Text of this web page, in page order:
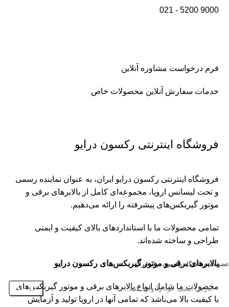
021 - 5200 9000
فرم درخواست مشاوره آنلاین
خدمات سفارش آنلاین محصولات خاص
فروشگاه اینترنتی رکسون درایو
فروشگاه اینترنتی رکسون درایو ایران، به عنوان نماینده رسمی
و تحت لیسانس اروپا، مجموعه‌ای کامل از بالابر‌های برقی و
موتور گیربکس‌های پیشرفته را ارائه می‌دهیم.
تمامی محصولات ما با استانداردهای بالای کیفیت و ایمنی
طراحی و ساخته شده‌اند.
بالابر‌های برقی و موتور گیربکس‌های رکسون درایو
محصولات ما شامل انواع بالابر‌های برقی و موتور گیربکس‌های
با کیفیت بالا می‌باشد که تمامی آنها در اروپا تولید و آزمایش
عضویت در باشگاه رکسون درایو ایران